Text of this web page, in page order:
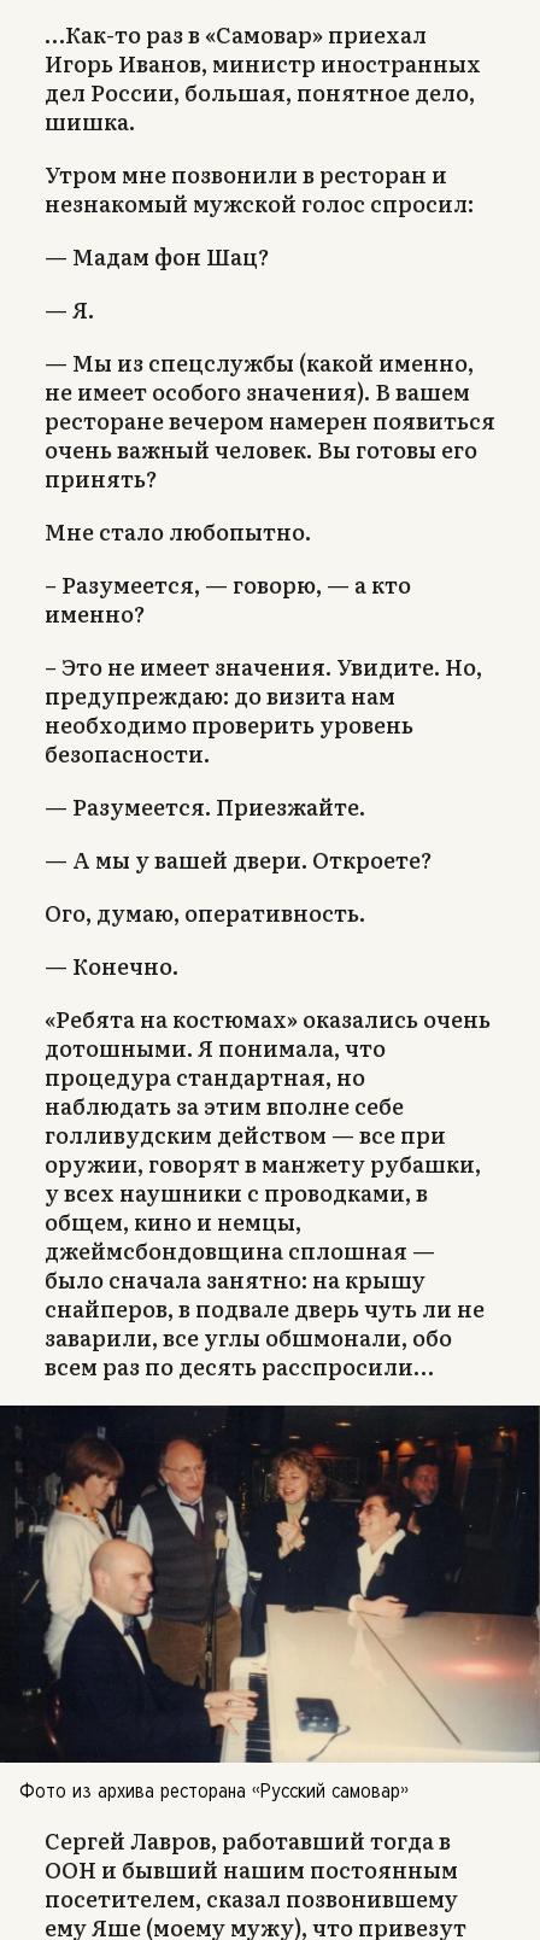
…Как-то раз в «Самовар» приехал
Игорь Иванов, министр иностранных
дел России, большая, понятное дело,
шишка.
Утром мне позвонили в ресторан и
незнакомый мужской голос спросил:
— Мадам фон Шац?
— Я.
— Мы из спецслужбы (какой именно,
не имеет особого значения). В вашем
ресторане вечером намерен появиться
очень важный человек. Вы готовы его
принять?
Мне стало любопытно.
– Разумеется, — говорю, — а кто
именно?
– Это не имеет значения. Увидите. Но,
предупреждаю: до визита нам
необходимо проверить уровень
безопасности.
— Разумеется. Приезжайте.
— А мы у вашей двери. Откроете?
Ого, думаю, оперативность.
— Конечно.
«Ребята на костюмах» оказались очень
дотошными. Я понимала, что
процедура стандартная, но
наблюдать за этим вполне себе
голливудским действом — все при
оружии, говорят в манжету рубашки,
у всех наушники с проводками, в
общем, кино и немцы,
джеймсбондовщина сплошная —
было сначала занятно: на крышу
снайперов, в подвале дверь чуть ли не
заварили, все углы обшмонали, обо
всем раз по десять расспросили…
Фото из архива ресторана «Русский самовар»
Сергей Лавров, работавший тогда в
ООН и бывший нашим постоянным
посетителем, сказал позвонившему
ему Яше (моему мужу), что привезут